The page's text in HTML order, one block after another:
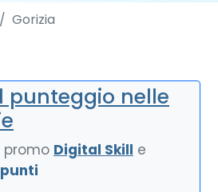
Gorizia
punteggio nelle
Digital Skill e